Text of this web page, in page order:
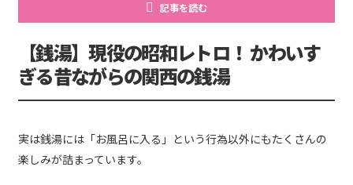
記事を読む
【銭湯】現役の昭和レトロ！ かわいす
ぎる昔ながらの関西の銭湯
実は銭湯には「お風呂に入る」という行為以外にもたくさんの
楽しみが詰まっています。